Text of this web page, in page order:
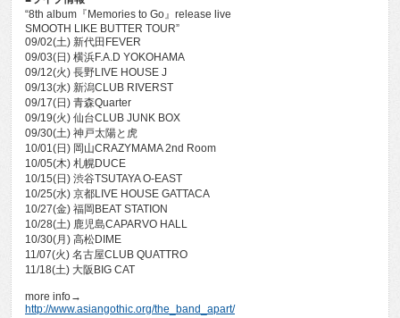
“8th album『Memories to Go』release live
SMOOTH LIKE BUTTER TOUR”
09/02(土) 新代田FEVER
09/03(日) 横浜F.A.D YOKOHAMA
09/12(火) 長野LIVE HOUSE J
09/13(水) 新潟CLUB RIVERST
09/17(日) 青森Quarter
09/19(火) 仙台CLUB JUNK BOX
09/30(土) 神戸太陽と虎
10/01(日) 岡山CRAZYMAMA 2nd Room
10/05(木) 札幌DUCE
10/15(日) 渋谷TSUTAYA O-EAST
10/25(水) 京都LIVE HOUSE GATTACA
10/27(金) 福岡BEAT STATION
10/28(土) 鹿児島CAPARVO HALL
10/30(月) 高松DIME
11/07(火) 名古屋CLUB QUATTRO
11/18(土) 大阪BIG CAT
more info→
http://www.asiangothic.org/the_band_apart/